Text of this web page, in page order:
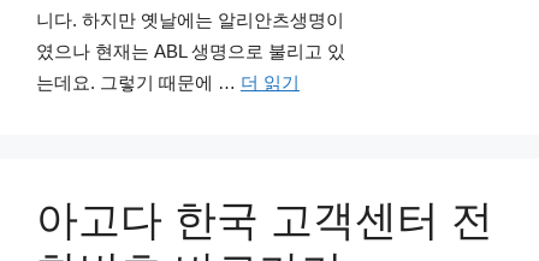
니다. 하지만 옛날에는 알리안츠생명이
였으나 현재는 ABL 생명으로 불리고 있
는데요. 그렇기 때문에 … 더 읽기
아고다 한국 고객센터 전